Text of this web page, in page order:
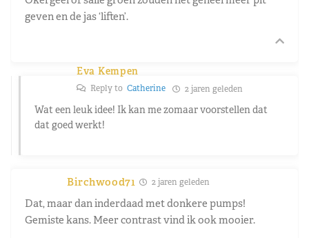
geven en de jas ‘liften’.
Eva Kempen
Reply to Catherine 2 jaren geleden
Wat een leuk idee! Ik kan me zomaar voorstellen dat
dat goed werkt!
Birchwood71 2 jaren geleden
Dat, maar dan inderdaad met donkere pumps!
Gemiste kans. Meer contrast vind ik ook mooier.